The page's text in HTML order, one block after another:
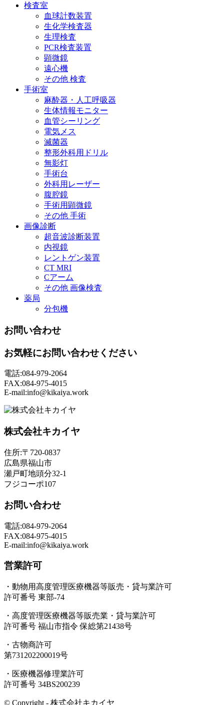
検査室
血球計数装置
生化学検査器
生理検査
PCR検査装置
顕微鏡
遠心機
その他 検査
手術室
麻酔器・人工呼吸器
生体情報モニター
血管シーリング
電気メス
滅菌器
整形外科用ドリル
無影灯
手術台
外科用レーザー
腹腔鏡
手術用顕微鏡
その他 手術
画像診断
超音波診断装置
内視鏡
レントゲン装置
CT MRI
Cアーム
その他 画像検査
薬局
分包機
お問い合わせ
お気軽にお問い合わせください
電話:084-979-2064
FAX:084-975-4015
E-mail:info@kikaiya.work
株式会社キカイヤ
住所:〒720-0837
広島県福山市
瀬戸町地頭分32-1
フジコーポ107
お問い合わせ
電話:084-979-2064
FAX:084-975-4015
E-mail:info@kikaiya.work
営業許可
・動物用高度管理医療機器等販売・貸与業許可
許可番号 東部-74
・高度管理医療機器等販売業・貸与業許可
許可番号 福山市指令 保総第21438号
・古物商許可
第731202200019号
・医療機器修理業許可
許可番号 34BS200239
© Copyright - 株式会社キカイヤ